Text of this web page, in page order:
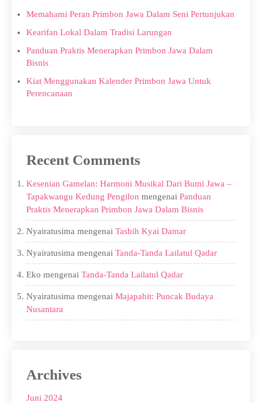
Memahami Peran Primbon Jawa Dalam Seni Pertunjukan
Kearifan Lokal Dalam Tradisi Larungan
Panduan Praktis Menerapkan Primbon Jawa Dalam
Bisnis
Kiat Menggunakan Kalender Primbon Jawa Untuk
Perencanaan
Recent Comments
Kesenian Gamelan: Harmoni Musikal Dari Bumi Jawa –
Tapakwangu Kedung Pengilon mengenai Panduan
Praktis Menerapkan Primbon Jawa Dalam Bisnis
Nyairatusima mengenai Tasbih Kyai Damar
Nyairatusima mengenai Tanda-Tanda Lailatul Qadar
Eko mengenai Tanda-Tanda Lailatul Qadar
Nyairatusima mengenai Majapahit: Puncak Budaya
Nusantara
Archives
Juni 2024